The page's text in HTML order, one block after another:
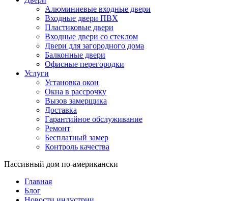
Алюминиевые входные двери
Входные двери ПВХ
Пластиковые двери
Входные двери со стеклом
Двери для загородного дома
Балконные двери
Офисные перегородки
Услуги
Установка окон
Окна в рассрочку
Вызов замерщика
Доставка
Гарантийное обслуживание
Ремонт
Бесплатный замер
Контроль качества
Пассивный дом по-американски
Главная
Блог